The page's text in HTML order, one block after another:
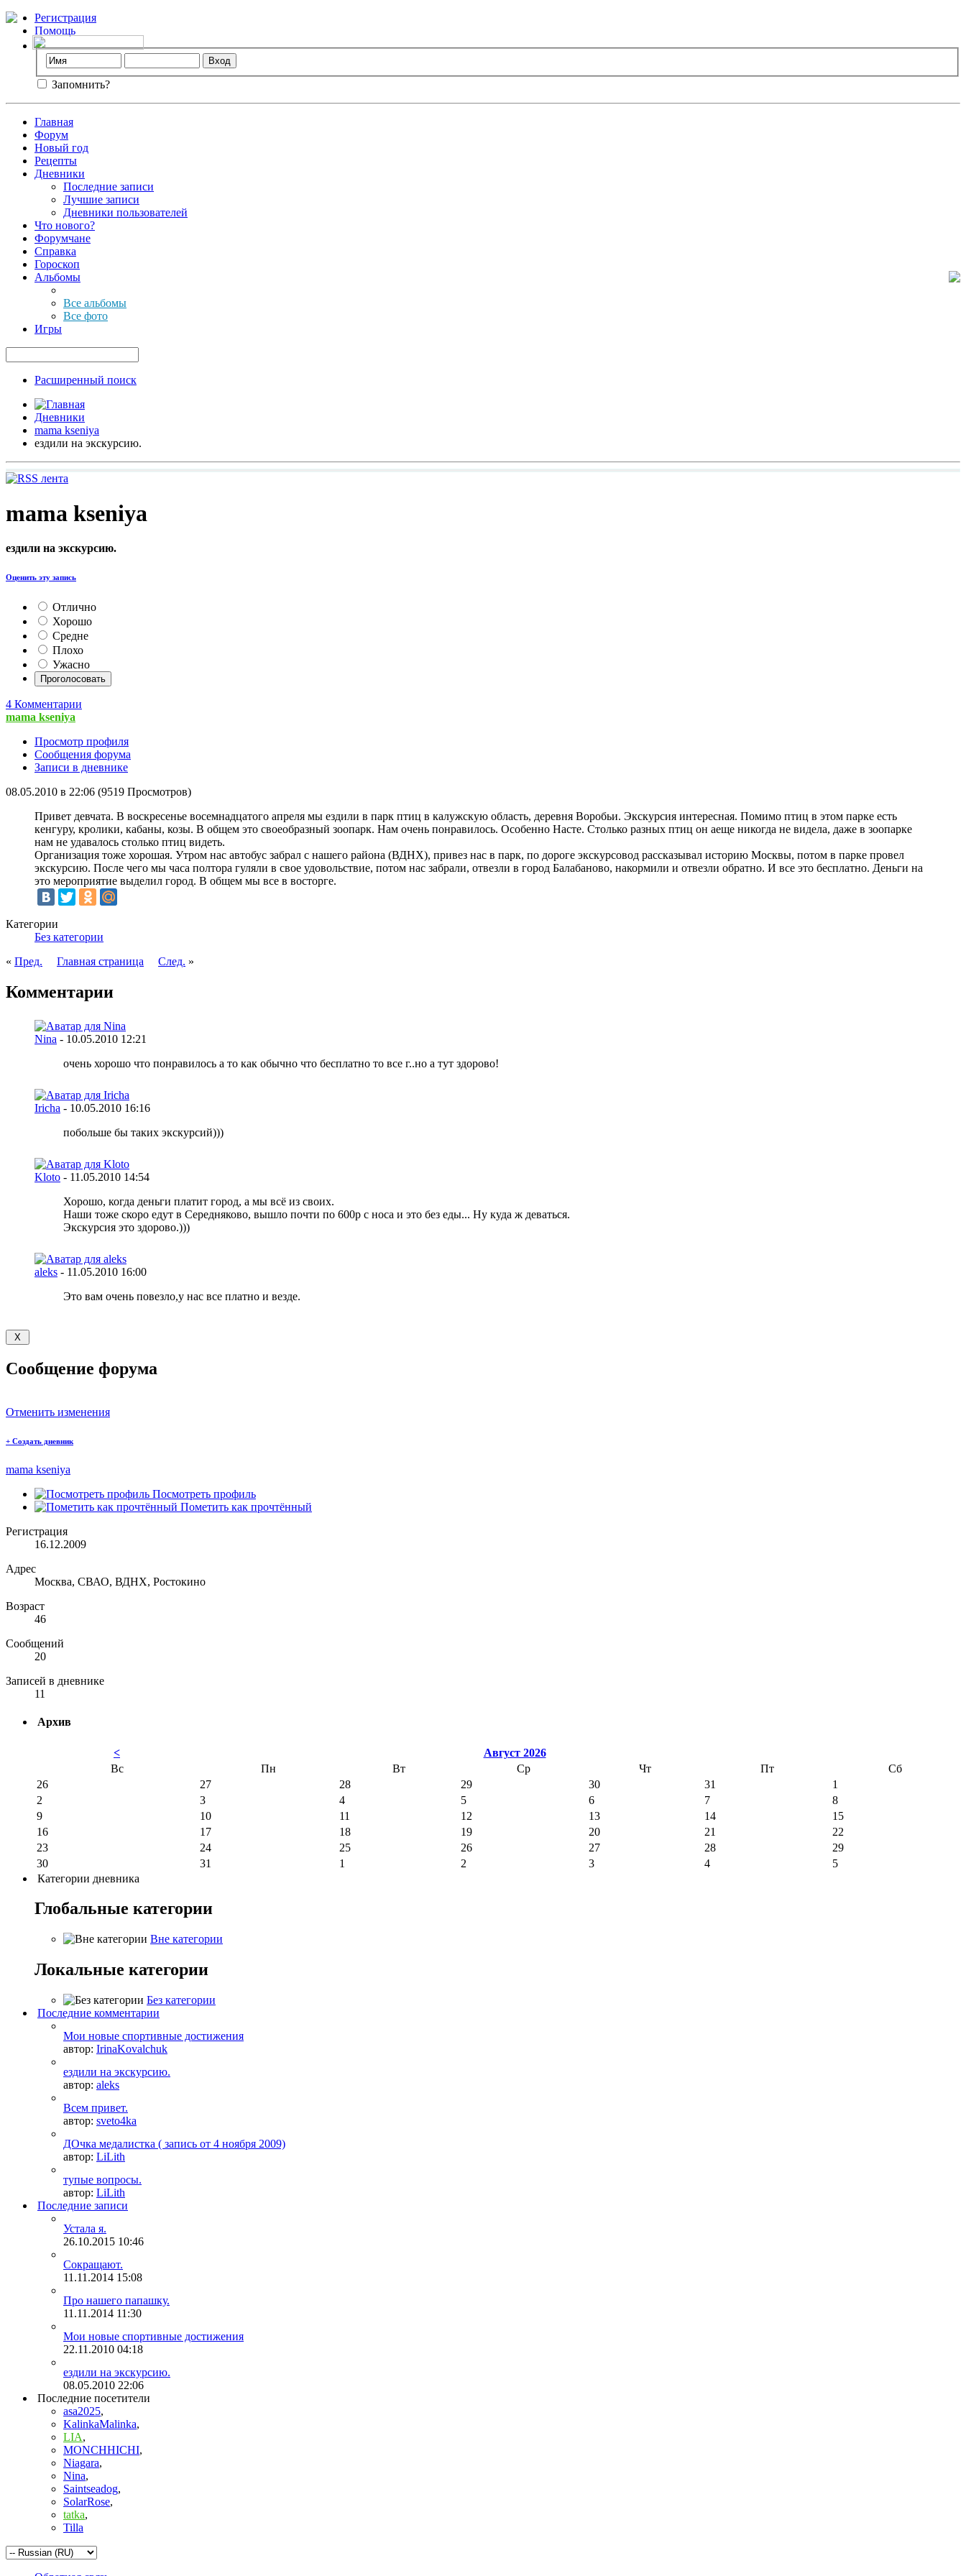
Регистрация
Помощь
Запомнить?
Главная
Форум
Новый год
Рецепты
Дневники
Последние записи
Лучшие записи
Дневники пользователей
Что нового?
Форумчане
Справка
Гороскоп
Альбомы
Все альбомы
Все фото
Игры
Расширенный поиск
Дневники
mama kseniya
ездили на экскурсию.
mama kseniya
ездили на экскурсию.
Оценить эту запись
Отлично
Хорошо
Средне
Плохо
Ужасно
4 Комментарии
mama kseniya
Просмотр профиля
Сообщения форума
Записи в дневнике
08.05.2010 в 22:06 (9519 Просмотров)
Привет девчата. В воскресенье восемнадцатого апреля мы ездили в парк птиц в калужскую область, деревня Воробьи. Экскурсия интересная. Помимо птиц в этом парке есть
кенгуру, кролики, кабаны, козы. В общем это своеобразный зоопарк. Нам очень понравилось. Особенно Насте. Столько разных птиц он аеще никогда не видела, даже в зоопарке
нам не удавалось столько птиц видеть.
Организация тоже хорошая. Утром нас автобус забрал с нашего района (ВДНХ), привез нас в парк, по дороге экскурсовод рассказывал историю Москвы, потом в парке провел
экскурсию. После чего мы часа полтора гуляли в свое удовольствие, потом нас забрали, отвезли в город Балабаново, накормили и отвезли обратно. И все это бесплатно. Деньги на
это мероприятие выделил город. В общем мы все в восторге.
Категории
Без категории
« Пред. Главная страница След. »
Комментарии
Nina - 10.05.2010 12:21
очень хорошо что понравилось а то как обычно что бесплатно то все г..но а тут здорово!
Iricha - 10.05.2010 16:16
побольше бы таких экскурсий)))
Kloto - 11.05.2010 14:54
Хорошо, когда деньги платит город, а мы всё из своих.
Наши тоже скоро едут в Середняково, вышло почти по 600р с носа и это без еды... Ну куда ж деваться.
Экскурсия это здорово.)))
aleks - 11.05.2010 16:00
Это вам очень повезло,у нас все платно и везде.
Сообщение форума
Отменить изменения
+ Создать дневник
mama kseniya
Посмотреть профиль
Пометить как прочтённый
Регистрация
16.12.2009
Адрес
Москва, СВАО, ВДНХ, Ростокино
Возраст
46
Сообщений
20
Записей в дневнике
11
Архив
<
Август 2026
Вс
Пн Вт Ср Чт Пт
Сб
26
27 28 29 30 31
1
2
3 4 5 6 7
8
9
10 11 12 13 14
15
16
17 18 19 20 21
22
23
24 25 26 27 28
29
30
31 1 2 3 4
5
Категории дневника
Глобальные категории
Вне категории
Локальные категории
Без категории
Последние комментарии
Мои новые спортивные достижения
автор: IrinaKovalchuk
ездили на экскурсию.
автор: aleks
Всем привет.
автор: sveto4ka
ДОчка медалистка ( запись от 4 ноября 2009)
автор: LiLith
тупые вопросы.
автор: LiLith
Последние записи
Устала я.
26.10.2015 10:46
Сокращают.
11.11.2014 15:08
Про нашего папашку.
11.11.2014 11:30
Мои новые спортивные достижения
22.11.2010 04:18
ездили на экскурсию.
08.05.2010 22:06
Последние посетители
asa2025,
KalinkaMalinka,
LIA,
MONCHHICHI,
Niagara,
Nina,
Saintseadog,
SolarRose,
tatka,
Tilla